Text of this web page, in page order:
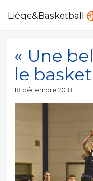
Liège&Basketball
« Une
le basket
Publié
18 décembre 2018